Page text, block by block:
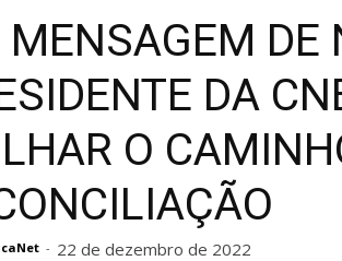
MENSAGEM DE
DA
O
- 22 de dezembro de 2022